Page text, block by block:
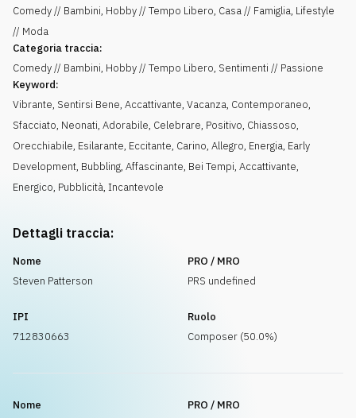
Comedy // Bambini, Hobby // Tempo Libero, Casa // Famiglia, Lifestyle
// Moda
Categoria traccia:
Comedy // Bambini, Hobby // Tempo Libero, Sentimenti // Passione
Keyword:
Vibrante, Sentirsi Bene, Accattivante, Vacanza, Contemporaneo,
Sfacciato, Neonati, Adorabile, Celebrare, Positivo, Chiassoso,
Orecchiabile, Esilarante, Eccitante, Carino, Allegro, Energia, Early
Development, Bubbling, Affascinante, Bei Tempi, Accattivante,
Energico, Pubblicità, Incantevole
Dettagli traccia:
Nome
Steven Patterson
PRO / MRO
PRS undefined
IPI
712830663
Ruolo
Composer (50.0%)
Nome
PRO / MRO